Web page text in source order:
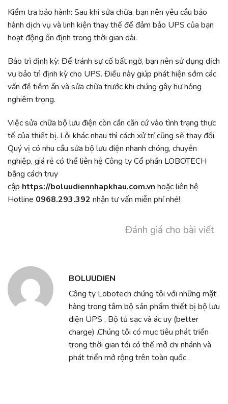
Kiểm tra bảo hành: Sau khi sửa chữa, bạn nên yêu cầu bảo
hành dịch vụ và linh kiện thay thế để đảm bảo UPS của bạn
hoạt động ổn định trong thời gian dài.
Bảo trì định kỳ: Để tránh sự cố bất ngờ, bạn nên sử dụng dịch
vụ bảo trì định kỳ cho UPS. Điều này giúp phát hiện sớm các
vấn đề tiềm ẩn và sửa chữa trước khi chúng gây hư hỏng
nghiêm trọng.
Việc sửa chữa bộ lưu điện còn cần căn cứ vào tình trạng thực
tế của thiết bị. Lỗi khác nhau thì cách xử trí cũng sẽ thay đổi.
Quý vị có nhu cầu sửa bộ lưu điện nhanh chóng, chuyên
nghiệp, giá rẻ có thể liên hệ Công ty Cổ phần LOBOTECH
bằng cách truy
cập https://boluudiennhapkhau.com.vn hoặc liên hệ
Hotline 0968.293.392 nhận tư vấn miễn phí nhé!
Đánh giá cho bài viết
BOLUUDIEN
Công ty Lobotech chúng tôi với những mặt
hàng trong tâm bộ sản phẩm thiết bị bộ lưu
điện UPS , Bộ tủ sạc và ác uy (better
charge) .Chúng tôi có mục tiêu phát triển
trong thời gian tới có thể mở chi nhánh và
phát triển mở rộng trên toàn quốc .